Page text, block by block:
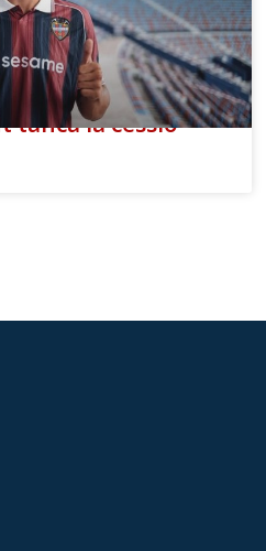
tanca la cessió